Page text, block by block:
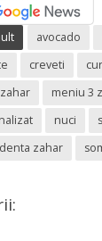
avocado
creveti
meniu 3
nuci
zahar